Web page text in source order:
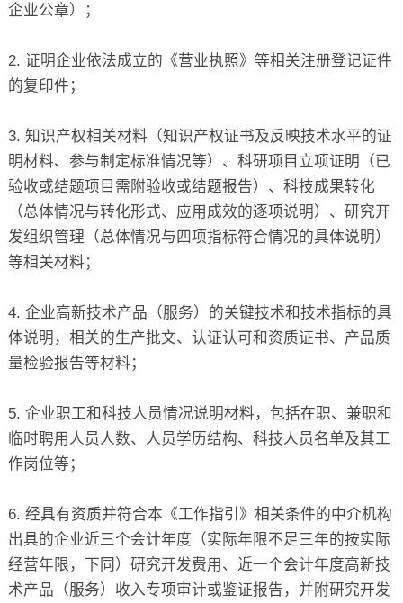
企业公章）；
2. 证明企业依法成立的《营业执照》等相关注册登记证件
的复印件；
3. 知识产权相关材料（知识产权证书及反映技术水平的证
明材料、参与制定标准情况等）、科研项目立项证明（已
验收或结题项目需附验收或结题报告）、科技成果转化
（总体情况与转化形式、应用成效的逐项说明）、研究开
发组织管理（总体情况与四项指标符合情况的具体说明）
等相关材料；
4. 企业高新技术产品（服务）的关键技术和技术指标的具
体说明，相关的生产批文、认证认可和资质证书、产品质
量检验报告等材料；
5. 企业职工和科技人员情况说明材料，包括在职、兼职和
临时聘用人员人数、人员学历结构、科技人员名单及其工
作岗位等；
6. 经具有资质并符合本《工作指引》相关条件的中介机构
出具的企业近三个会计年度（实际年限不足三年的按实际
经营年限，下同）研究开发费用、近一个会计年度高新技
术产品（服务）收入专项审计或鉴证报告，并附研究开发